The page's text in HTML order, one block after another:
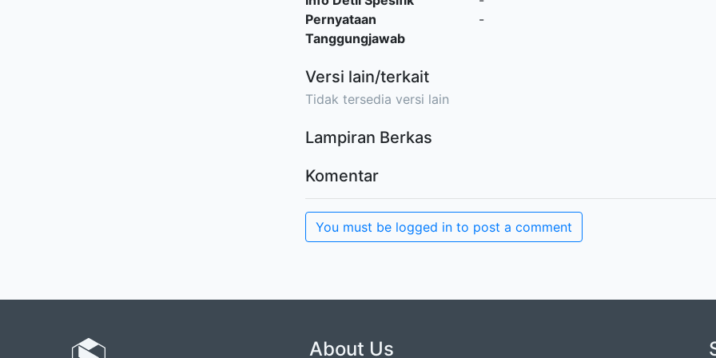
Pernyataan
Tanggungjawab
-
Versi lain/terkait
Tidak tersedia versi lain
Lampiran Berkas
Komentar
You must be logged in to post a comment
About Us